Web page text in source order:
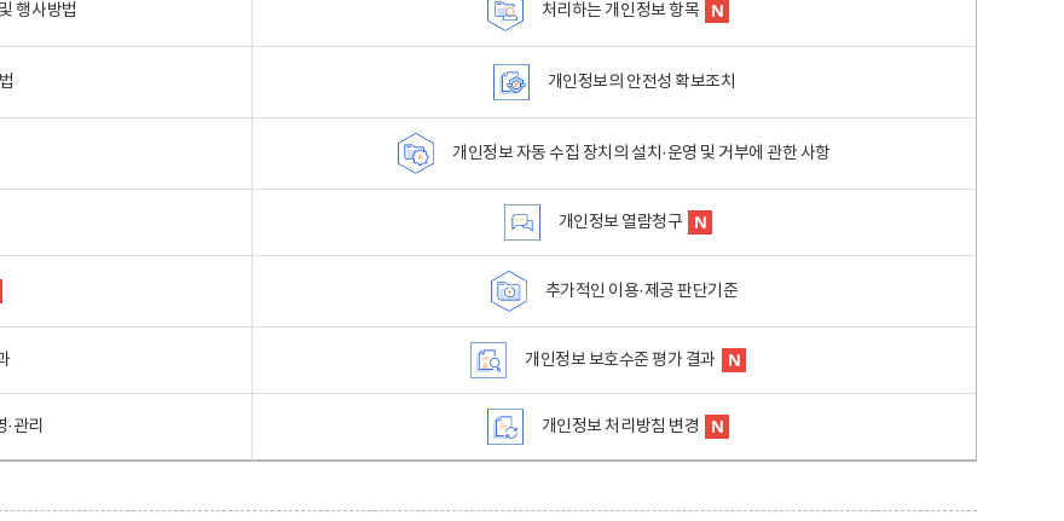
행사방법 처리하는 개인정보 항목
개인정보의 안전성 확보조치
개인정보 자동 수집 장치의 설치·운영 및 거부에 관한 사항
개인정보 열람청구
추가적인 이용·제공 판단기준
개인정보 보호수준 평가 결과
관리 개인정보 처리방침 변경